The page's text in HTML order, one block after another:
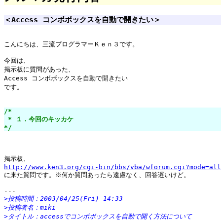
＜Access コンボボックスを自動で開きたい＞
こんにちは、三流プログラマーＫｅｎ３です。
今回は、
掲示板に質問があった、
Access コンボボックスを自動で開きたい
です。
/*
* １．今回のキッカケ
*/
http://www.ken3.org/cgi-bin/bbs/vba/
に来た質問です。※何か質問あったら遠慮なく、回答遅いけど。
>投稿時間：2003/04/25(Fri) 14:33
>投稿者名：miki
>タイトル：accessでコンボボックスを自動で開く方法について